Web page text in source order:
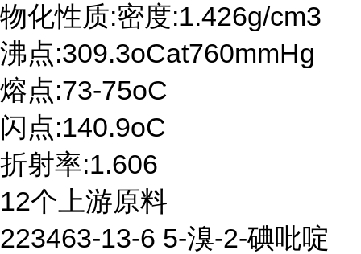
物化性质:密度:1.426g/cm3
沸点:309.3oCat760mmHg
熔点:73-75oC
闪点:140.9oC
折射率:1.606
12个上游原料
223463-13-6 5-溴-2-碘吡啶